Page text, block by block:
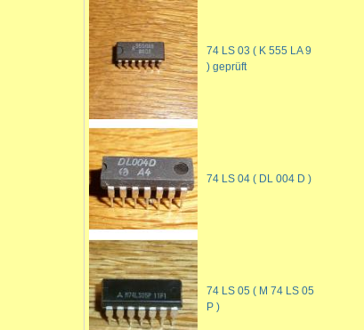
74 LS 03 ( K 555 LA 9
) geprüft
74 LS 04 ( DL 004 D )
74 LS 05 ( M 74 LS 05
P )